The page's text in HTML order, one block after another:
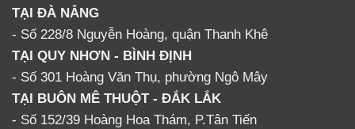
TẠI ĐÀ NẴNG
- Số 228/8 Nguyễn Hoàng, quận Thanh Khê
TẠI QUY NHƠN - BÌNH ĐỊNH
- Số 301 Hoàng Văn Thụ, phường Ngô Mây
TẠI BUÔN MÊ THUỘT - ĐẮK LẮK
- Số 152/39 Hoàng Hoa Thám, P.Tân Tiến